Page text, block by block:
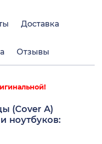
Доставка
Отзывы
(Cover A)
ноутбуков: